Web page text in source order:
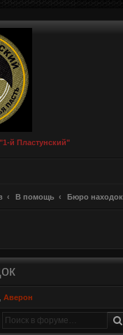
й Пластунский"
В помощь Бюро находок
,Аверон